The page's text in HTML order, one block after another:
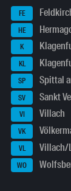
FE
HE
K
KL
SP Spittal
SV Sankt
VI Villach
VK
VL Villach/
WO